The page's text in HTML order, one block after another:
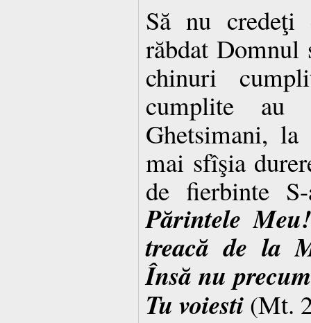
Să nu
răbdat Domnul
chinuri
cumplite au
Ghetsimani,
mai sfîşia
de fierbinte
Părintele
treacă de la
Însă nu
Tu voiesti (Mt.